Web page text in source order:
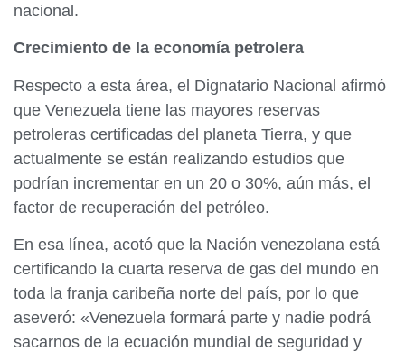
nacional.
Crecimiento de la economía petrolera
Respecto a esta área, el Dignatario Nacional afirmó
que Venezuela tiene las mayores reservas
petroleras certificadas del planeta Tierra, y que
actualmente se están realizando estudios que
podrían incrementar en un 20 o 30%, aún más, el
factor de recuperación del petróleo.
En esa línea, acotó que la Nación venezolana está
certificando la cuarta reserva de gas del mundo en
toda la franja caribeña norte del país, por lo que
aseveró: «Venezuela formará parte y nadie podrá
sacarnos de la ecuación mundial de seguridad y